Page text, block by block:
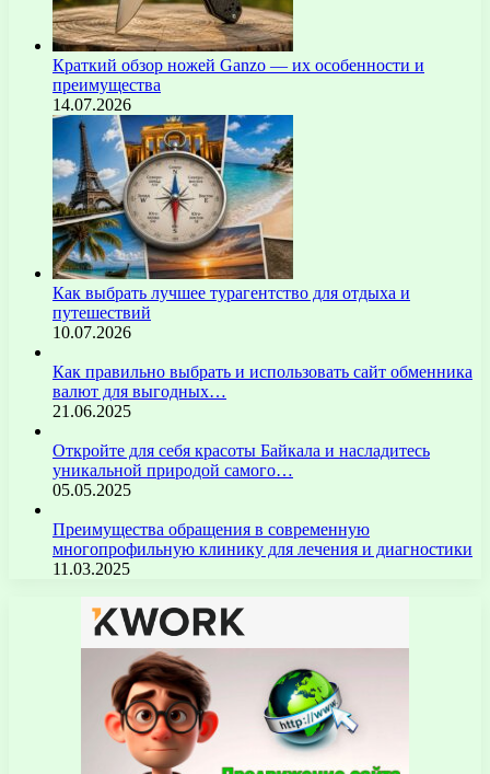
Краткий обзор ножей Ganzo — их особенности и
преимущества
14.07.2026
Как выбрать лучшее турагентство для отдыха и
путешествий
10.07.2026
Как правильно выбрать и использовать сайт обменника
валют для выгодных…
21.06.2025
Откройте для себя красоты Байкала и насладитесь
уникальной природой самого…
05.05.2025
Преимущества обращения в современную
многопрофильную клинику для лечения и диагностики
11.03.2025